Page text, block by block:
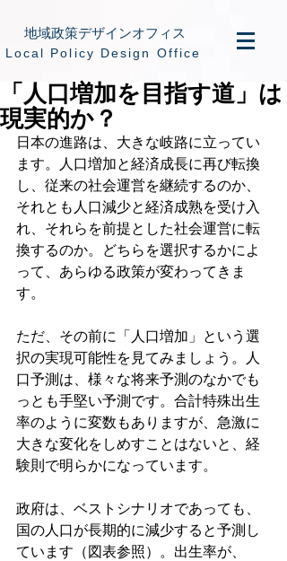
地域政策デザインオフィス
​Local Policy Design Office
「人口増加を目指す道」は
現実的か？
日本の進路は、大きな岐路に立ってい
ます。人口増加と経済成長に再び転換
し、従来の社会運営を継続するのか、
それとも人口減少と経済成熟を受け入
れ、それらを前提とした社会運営に転
換するのか。どちらを選択するかによ
って、あらゆる政策が変わってきま
す。
ただ、その前に「人口増加」という選
択の実現可能性を見てみましょう。人
口予測は、様々な将来予測のなかでも
っとも手堅い予測です。合計特殊出生
率のように変数もありますが、急激に
大きな変化をしめすことはないと、経
験則で明らかになっています。
政府は、ベストシナリオであっても、
国の人口が長期的に減少すると予測し
ています（図表参照）。出生率が、